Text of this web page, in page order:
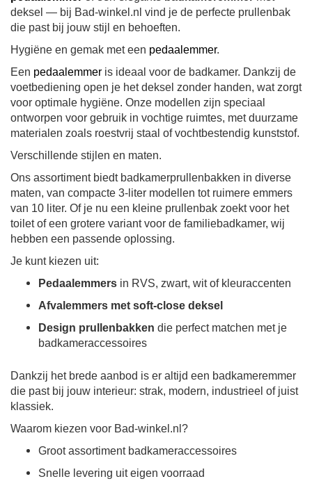
deksel — bij Bad-winkel.nl vind je de perfecte prullenbak
die past bij jouw stijl en behoeften.
Hygiëne en gemak met een pedaalemmer.
Een pedaalemmer is ideaal voor de badkamer. Dankzij de
voetbediening open je het deksel zonder handen, wat zorgt
voor optimale hygiëne. Onze modellen zijn speciaal
ontworpen voor gebruik in vochtige ruimtes, met duurzame
materialen zoals roestvrij staal of vochtbestendig kunststof.
Verschillende stijlen en maten.
Ons assortiment biedt badkamerprullenbakken in diverse
maten, van compacte 3-liter modellen tot ruimere emmers
van 10 liter. Of je nu een kleine prullenbak zoekt voor het
toilet of een grotere variant voor de familiebadkamer, wij
hebben een passende oplossing.
Je kunt kiezen uit:
Pedaalemmers in RVS, zwart, wit of kleuraccenten
Afvalemmers met soft-close deksel
Design prullenbakken die perfect matchen met je
badkameraccessoires
Dankzij het brede aanbod is er altijd een badkameremmer
die past bij jouw interieur: strak, modern, industrieel of juist
klassiek.
Waarom kiezen voor Bad-winkel.nl?
Groot assortiment badkameraccessoires
Snelle levering uit eigen voorraad